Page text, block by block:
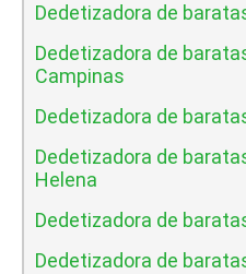
Dedetizadora de
Dedetizadora de
Campinas
Dedetizadora de
Dedetizadora de
Helena
Dedetizadora de
Dedetizadora de